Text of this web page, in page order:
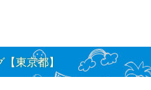
東京都】